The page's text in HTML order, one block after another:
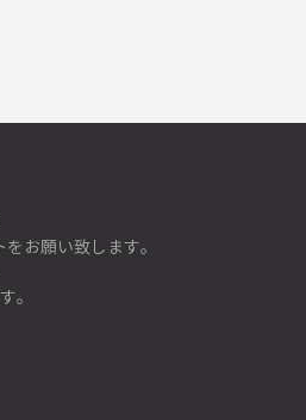
お願い致します。
。